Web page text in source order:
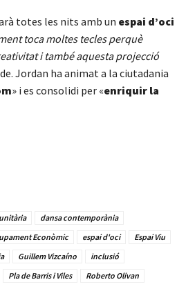
totes les nits amb un espai d’oci
toca moltes tecles perquè
i també aquesta projecció
Jordan ha animat a la ciutadania
» i es consolidi per «enriquir la
dansa contemporània
Econòmic espai d'oci
Espai Viu
Guillem Vizcaíno
inclusió
Pla de Barris i Viles
Roberto Olivan